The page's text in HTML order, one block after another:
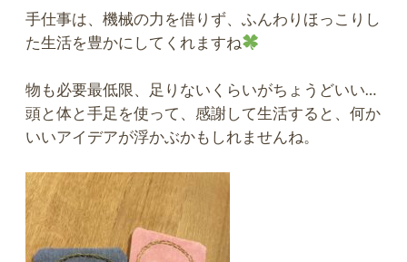
手仕事は、機械の力を借りず、ふんわりほっこりし
た生活を豊かにしてくれますね
物も必要最低限、足りないくらいがちょうどいい…
頭と体と手足を使って、感謝して生活すると、何か
いいアイデアが浮かぶかもしれませんね。